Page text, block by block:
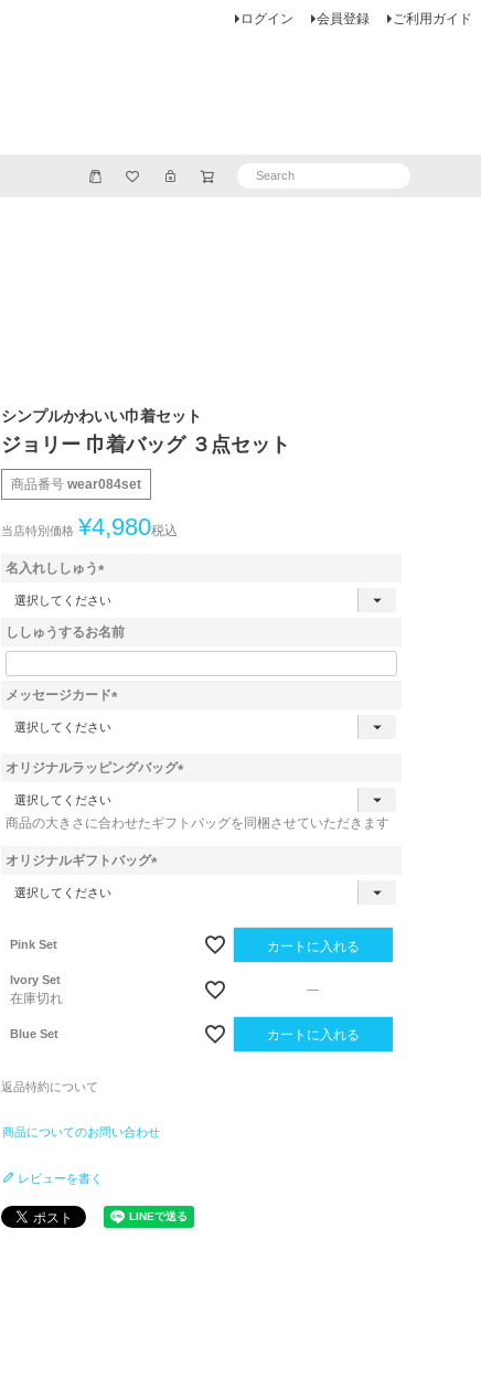
ログイン 会員登録 ご利用ガイド
シンプルかわいい巾着セット
ジョリー 巾着バッグ ３点セット
商品番号 wear084set
当店特別価格 ¥4,980税込
名入れししゅう
須
)
ししゅうするお名前
メッセージカード
須
オリジナルラッピングバッグ
須
商品の大きさに合わせたギフトバッグを同梱させていただきます
オリジナルギフトバッグ
Pink Set カートに入れる
Ivory Set
在庫切れ
—
Blue Set カートに入れる
返品特約について
商品についてのお問い合わせ
レビューを書く